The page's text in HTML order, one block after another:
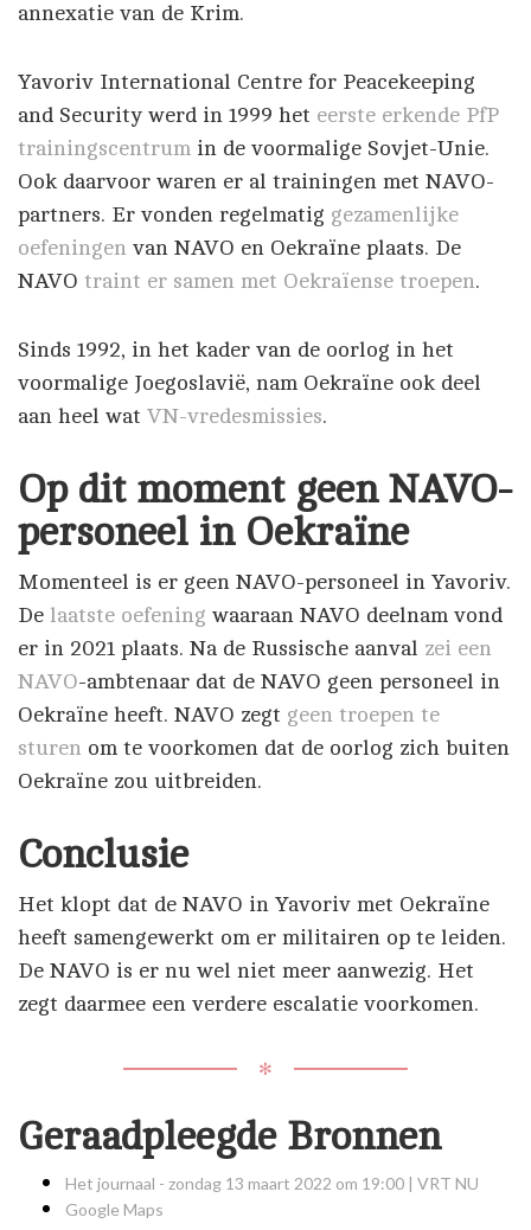
annexatie van de Krim.
Yavoriv International Centre for Peacekeeping
and Security werd in 1999 het eerste erkende PfP
trainingscentrum in de voormalige Sovjet-Unie.
Ook daarvoor waren er al trainingen met NAVO-
partners. Er vonden regelmatig gezamenlijke
oefeningen van NAVO en Oekraïne plaats. De
NAVO traint er samen met Oekraïense troepen.
Sinds 1992, in het kader van de oorlog in het
voormalige Joegoslavië, nam Oekraïne ook deel
aan heel wat VN-vredesmissies.
Op dit moment geen NAVO-
personeel in Oekraïne
Momenteel is er geen NAVO-personeel in Yavoriv.
De laatste oefening waaraan NAVO deelnam vond
er in 2021 plaats. Na de Russische aanval zei een
NAVO-ambtenaar dat de NAVO geen personeel in
Oekraïne heeft. NAVO zegt geen troepen te
sturen om te voorkomen dat de oorlog zich buiten
Oekraïne zou uitbreiden.
Conclusie
Het klopt dat de NAVO in Yavoriv met Oekraïne
heeft samengewerkt om er militairen op te leiden.
De NAVO is er nu wel niet meer aanwezig. Het
zegt daarmee een verdere escalatie voorkomen.
✻
Geraadpleegde Bronnen
Het journaal - zondag 13 maart 2022 om 19:00 | VRT NU
Google Maps